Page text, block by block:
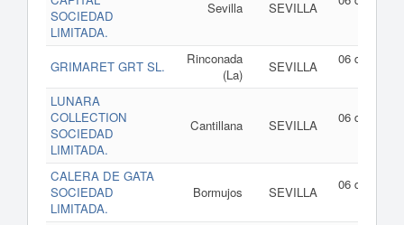
SOCIEDAD
LIMITADA.
Sevilla SEVILLA
GRIMARET GRT SL.
Rinconada
(La)
SEVILLA
06 de
LUNARA
COLLECTION
SOCIEDAD
LIMITADA.
Cantillana SEVILLA
06 de
CALERA DE GATA
SOCIEDAD
LIMITADA.
Bormujos SEVILLA
06 de